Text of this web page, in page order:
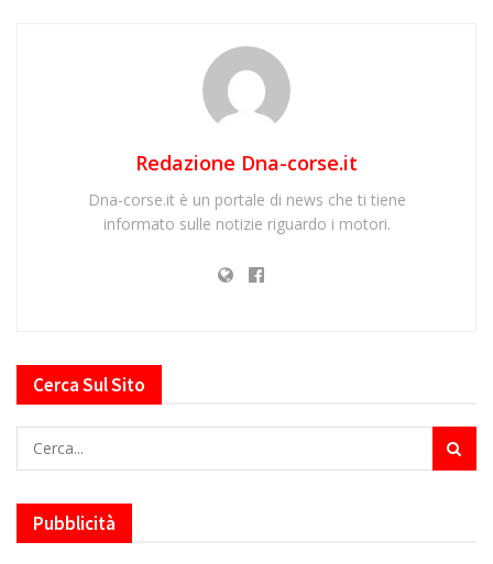
Redazione Dna-corse.it
Dna-corse.it è un portale di news che ti tiene
informato sulle notizie riguardo i motori.
Cerca Sul Sito
Pubblicità